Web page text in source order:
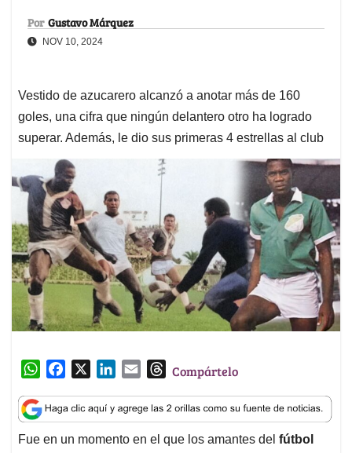
Por Gustavo Márquez
NOV 10, 2024
Vestido de azucarero alcanzó a anotar más de 160
goles, una cifra que ningún delantero otro ha logrado
superar. Además, le dio sus primeras 4 estrellas al club
W
a
t
s
c
e
b
n
k
e
a
i
l
T
r
e
a
Compártelo
Fue en un momento en el que los amantes del fútbol